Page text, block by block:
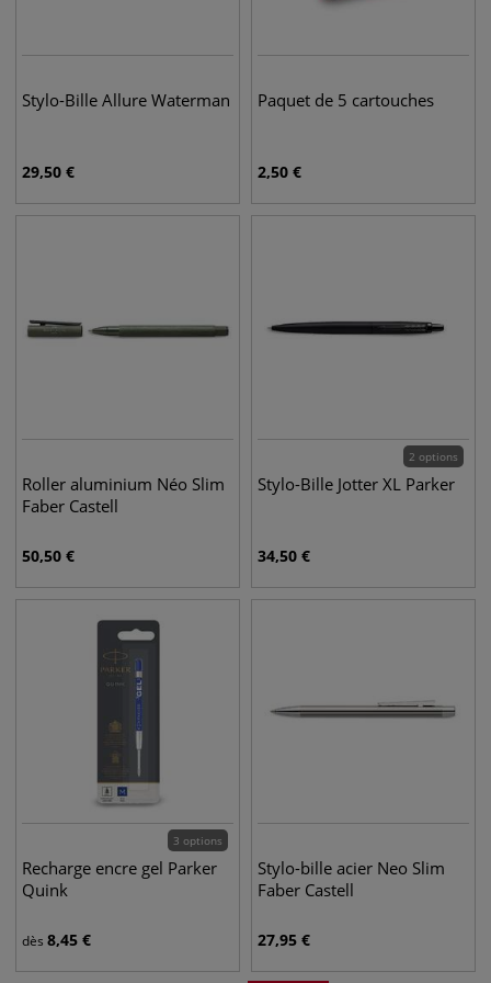
Stylo-Bille Allure Waterman
29,50 €
Paquet de 5 cartouches
2,50 €
Roller aluminium Néo Slim
Faber Castell
50,50 €
2 options
Stylo-Bille Jotter XL Parker
34,50 €
3 options
Recharge encre gel Parker
Quink
dès 8,45 €
Stylo-bille acier Neo Slim
Faber Castell
27,95 €